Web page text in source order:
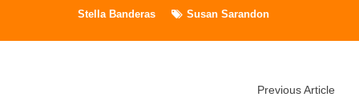
Stella Banderas Susan Sarandon
Previous Article